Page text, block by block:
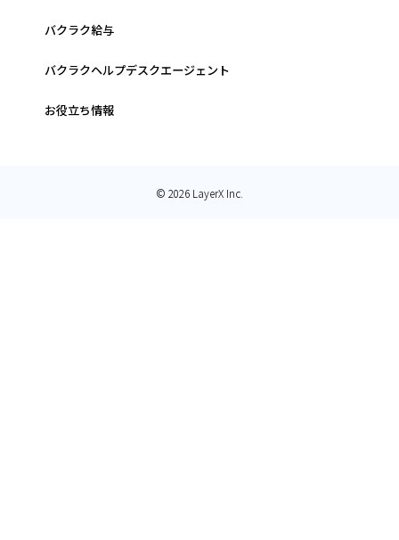
バクラク給与
バクラクヘルプデスクエージェント
お役立ち情報
© 2026 LayerX Inc.